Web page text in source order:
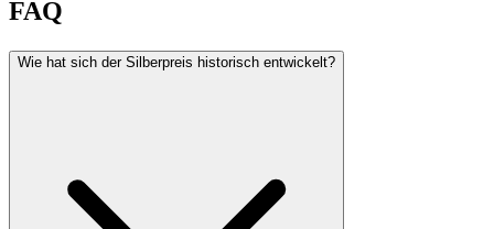
FAQ
Wie hat sich der Silberpreis historisch entwickelt?